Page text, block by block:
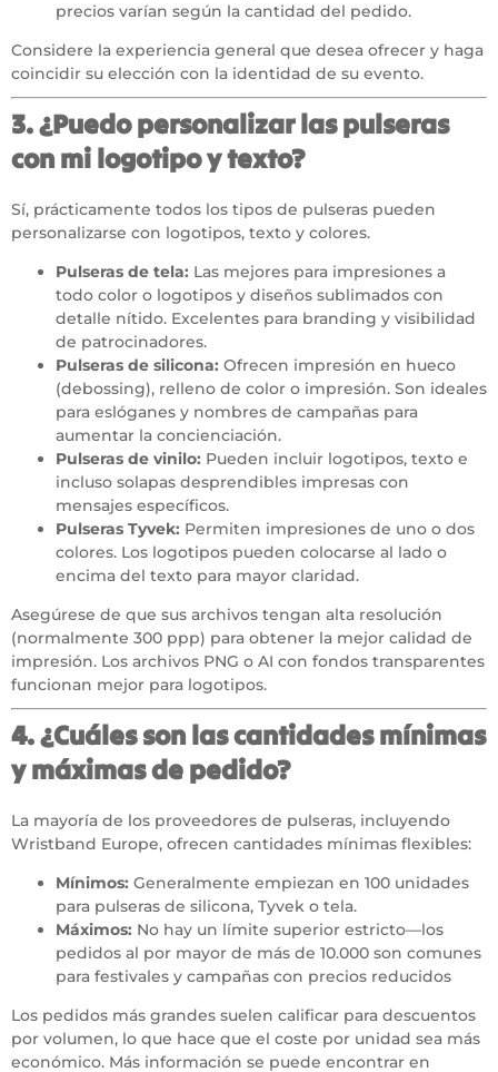
precios varían según la cantidad del pedido.
Considere la experiencia general que desea ofrecer y haga
coincidir su elección con la identidad de su evento.
3. ¿Puedo personalizar las pulseras
con mi logotipo y texto?
Sí, prácticamente todos los tipos de pulseras pueden
personalizarse con logotipos, texto y colores.
Pulseras de tela: Las mejores para impresiones a
todo color o logotipos y diseños sublimados con
detalle nítido. Excelentes para branding y visibilidad
de patrocinadores.
Pulseras de silicona: Ofrecen impresión en hueco
(debossing), relleno de color o impresión. Son ideales
para eslóganes y nombres de campañas para
aumentar la concienciación.
Pulseras de vinilo: Pueden incluir logotipos, texto e
incluso solapas desprendibles impresas con
mensajes específicos.
Pulseras Tyvek: Permiten impresiones de uno o dos
colores. Los logotipos pueden colocarse al lado o
encima del texto para mayor claridad.
Asegúrese de que sus archivos tengan alta resolución
(normalmente 300 ppp) para obtener la mejor calidad de
impresión. Los archivos PNG o AI con fondos transparentes
funcionan mejor para logotipos.
4. ¿Cuáles son las cantidades mínimas
y máximas de pedido?
La mayoría de los proveedores de pulseras, incluyendo
Wristband Europe, ofrecen cantidades mínimas flexibles:
Mínimos: Generalmente empiezan en 100 unidades
para pulseras de silicona, Tyvek o tela.
Máximos: No hay un límite superior estricto—los
pedidos al por mayor de más de 10.000 son comunes
para festivales y campañas con precios reducidos
Los pedidos más grandes suelen calificar para descuentos
por volumen, lo que hace que el coste por unidad sea más
económico. Más información se puede encontrar en